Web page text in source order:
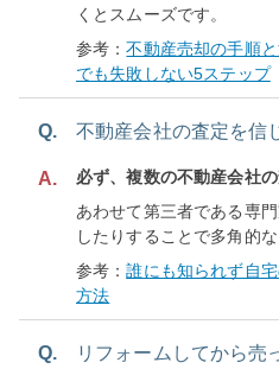
くとスムーズです。
参考：不動産売却の手順
でも失敗しない5ステップ
Q. 不動産会社の査定を信
A.
必ず、複数の不動産会社
あわせて第三者である専
したりすることで多角的
参考：誰にも知られず自
方法
Q. リフォームしてから売